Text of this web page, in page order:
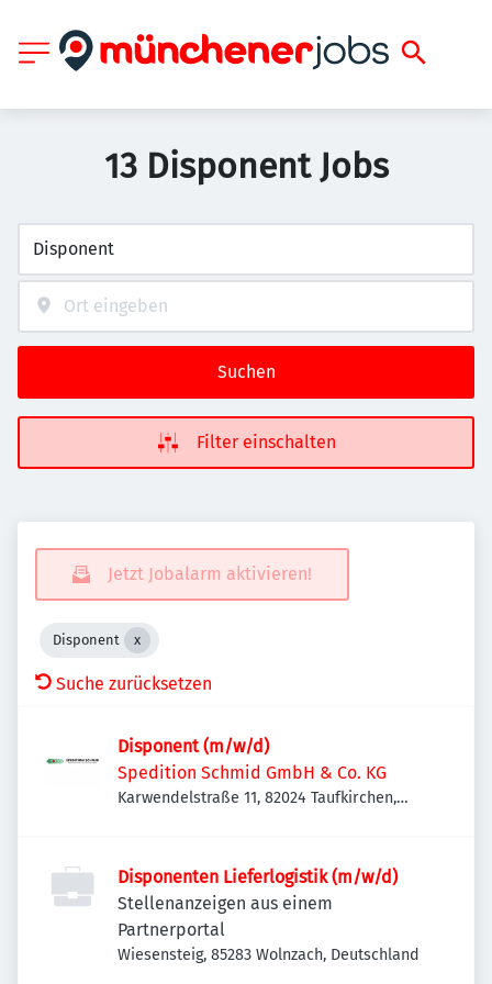
13 Disponent Jobs
Suchen
Filter einschalten
Jetzt Jobalarm aktivieren!
Disponent
Suche zurücksetzen
Disponent (m/w/d)
Spedition Schmid GmbH & Co. KG
Karwendelstraße 11, 82024 Taufkirchen,
Disponenten Lieferlogistik (m/w/d)
Stellenanzeigen aus einem
Partnerportal
Wiesensteig, 85283 Wolnzach, Deutschland